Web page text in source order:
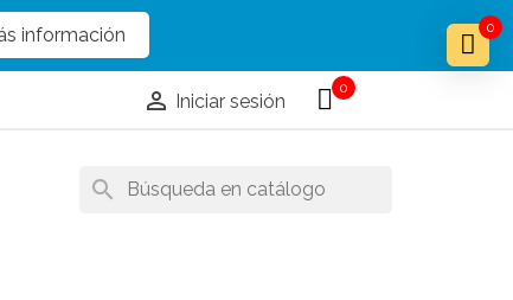
información
 Iniciar sesión
0
0
search